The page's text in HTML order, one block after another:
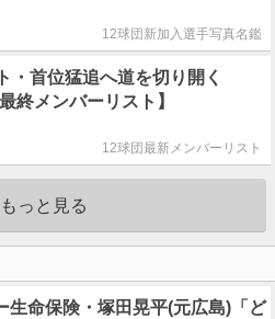
12球団新加入選手写真名鑑
・首位猛追へ道を切り開く
終メンバーリスト】
12球団最新メンバーリスト
もっと見る
生命保険・塚田晃平(元広島)「ど